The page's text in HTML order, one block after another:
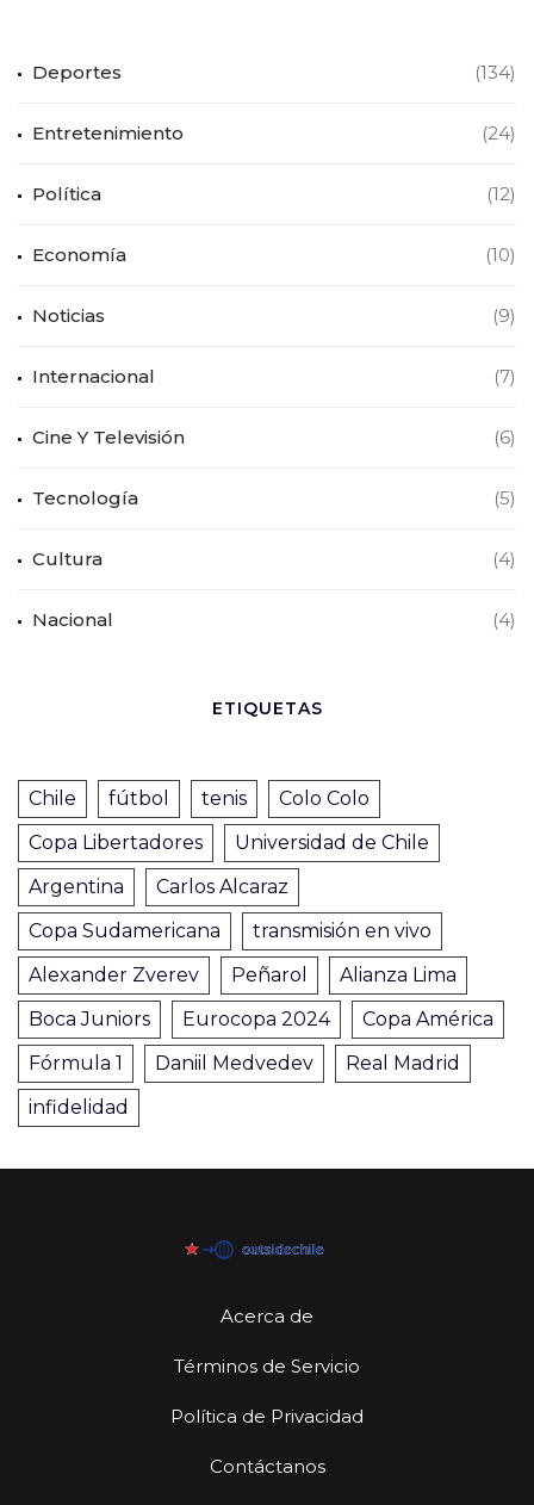
Deportes (134)
Entretenimiento (24)
Política (12)
Economía (10)
Noticias (9)
Internacional (7)
Cine Y Televisión (6)
Tecnología (5)
Cultura (4)
Nacional (4)
ETIQUETAS
Chile fútbol tenis
Colo Colo
Copa Libertadores
Universidad de Chile
Argentina
Carlos Alcaraz
Copa Sudamericana
transmisión en vivo
Alexander Zverev
Peñarol
Alianza Lima
Boca Juniors
Eurocopa 2024
Copa América
Fórmula 1
Daniil Medvedev
Real Madrid
infidelidad
Acerca de
Términos de Servicio
Política de Privacidad
Contáctanos